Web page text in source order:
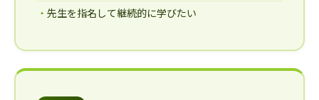
先生を指名して継続的に学びたい